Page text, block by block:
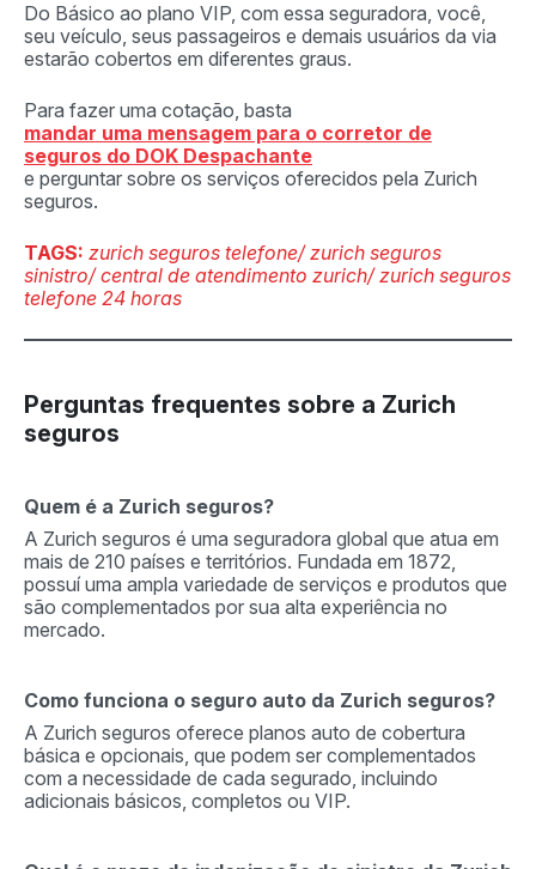
Do Básico ao plano VIP, com essa seguradora, você,
seu veículo, seus passageiros e demais usuários da via
estarão cobertos em diferentes graus.
Para fazer uma cotação, basta
mandar uma mensagem para o corretor de
seguros do DOK Despachante
e perguntar sobre os serviços oferecidos pela Zurich
seguros.
TAGS: zurich seguros telefone/ zurich seguros
sinistro/ central de atendimento zurich/ zurich seguros
telefone 24 horas
Perguntas frequentes sobre a Zurich
seguros
Quem é a Zurich seguros?
A Zurich seguros é uma seguradora global que atua em
mais de 210 países e territórios. Fundada em 1872,
possuí uma ampla variedade de serviços e produtos que
são complementados por sua alta experiência no
mercado.
Como funciona o seguro auto da Zurich seguros?
A Zurich seguros oferece planos auto de cobertura
básica e opcionais, que podem ser complementados
com a necessidade de cada segurado, incluindo
adicionais básicos, completos ou VIP.